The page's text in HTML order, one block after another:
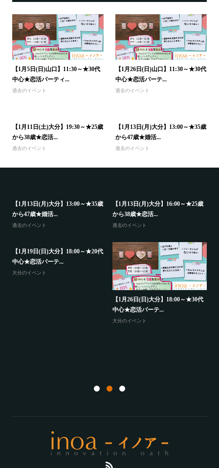
【1月5日(日)山口】11:30～★30代
中心★恋活パーティ...
過去のイベント
【1月26日(日)山口】11:30～★30代
中心★恋活パーテ...
過去のイベント
【1月11日(土)大分】19:30～★25歳
から38歳★恋活...
過去のイベント
【1月13日(月)大分】13:00～★35歳
から47歳★婚活...
過去のイベント
【1月13日(月)大分】13:00～★35歳
から47歳★婚活...
過去のイベント
【1月13日(月)大分】16:00～★25歳
から38歳★恋活...
過去のイベント
【1月19日(日)大分】18:00～★20代
中心★恋活パーテ...
大分のイベント
【1月26日(日)大分】18:00～★30代
中心★恋活パーテ...
大分のイベント